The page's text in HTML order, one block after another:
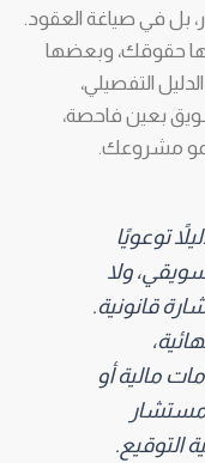
بل في صياغة العقود.
حقوقك، وبعضها
التفصيلي،
بعين فاحصة،
مشروعك.
توعويًا
ولا
قانونية.
مالية أو
التوقيع.